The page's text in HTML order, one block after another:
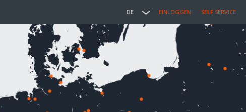
DE EINLOGGEN SELF SERVICE